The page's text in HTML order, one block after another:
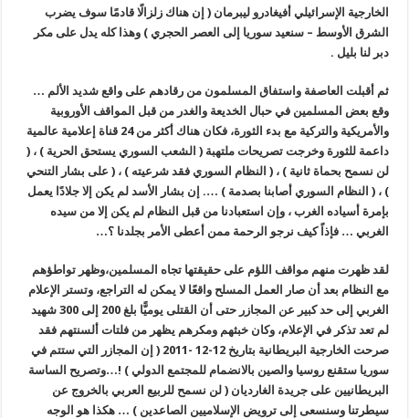
الخارجية الإسرائيلي أفيغادرو ليبرمان ( إن هناك زلزالًا قادمًا سوف يضرب
الشرق الأوسط – سنعيد سوريا إلى العصر الحجري ) وهذا كله يدل على مكر
دبر لنا بليل .
ثم أقبلت العاصفة واستفاق المسلمون من رقادهم على واقع شديد الألم …
وقع بعض المسلمين في حبال الخديعة والغدر من قبل المواقف الأوروبية
والأمريكية والتركية مع بدء الثورة، فكان هناك أكثر من 24 قناة إعلامية عالمية
داعمة للثورة وخرجت تصريحات ملتهبة ( الشعب السوري يستحق الحرية ) ، (
لن نسمح بحماة ثانية ) ، ( النظام السوري فقد شرعيته ) ، ( على بشار التنحي
) ، ( النظام السوري أصابنا بصدمة ) …. إن بشار الأسد لم يكن إلا جلادًا يعمل
بإمرة أسياده الغرب ، وإن استعبادنا من قبل النظام لم يكن إلا من سيده
الغربي … فإذاً كيف نرجو الرحمة ممن أعطى الأمر بجلدنا ؟…
لقد ظهرت منهم مواقف اللؤم على حقيقتها تجاه المسلمين،وظهر تواطؤهم
مع النظام بعد أن صار العمل المسلح واقعًا لا يمكن له التراجع، وتستر الإعلام
الغربي إلى حد كبير عن المجازر حتى أن القتلى يوميًّا بلغ 200 إلى 300 شهيد
لم تعد تذكر في الإعلام، وكان خبثهم ومكرهم يظهر من فلتات ألسنتهم فقد
صرحت الخارجية البريطانية بتاريخ 12-12 -2011 (
إن المجازر التي ستتم في
سوريا ستقنع روسيا والصين بالانضمام للمجتمع الدولي ) !…وتصريح الساسة
البريطانيين على جريدة الغارديان ( لن نسمح للربيع العربي بالخروج عن
سيطرتنا وسنسعى إلى ترويض الإسلاميين الصاعدين ) … هكذا هو الوجه